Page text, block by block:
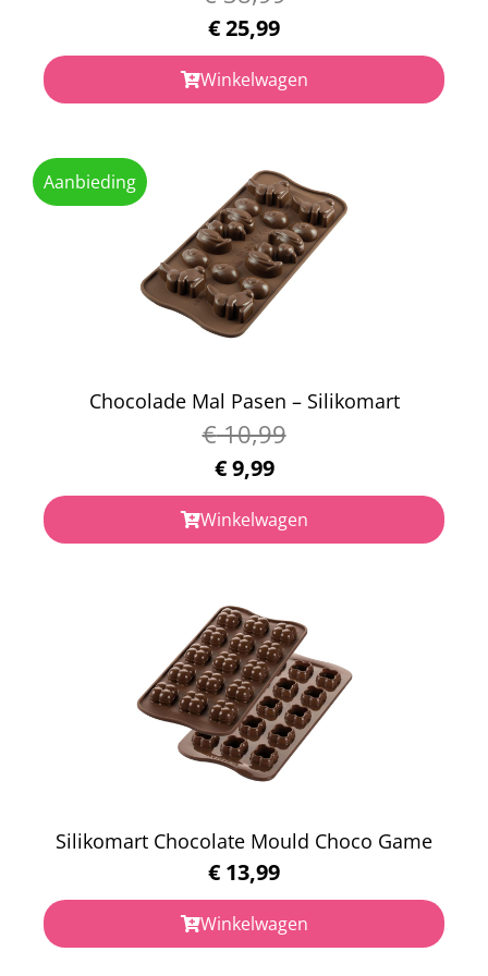
€25,99
Winkelwagen
Aanbieding
Chocolade Mal Pasen – Silikomart
€10,99
€9,99
Winkelwagen
Silikomart Chocolate Mould Choco Game
€ 13,99
Winkelwagen